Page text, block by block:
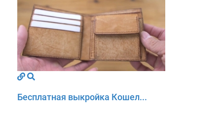
Бесплатная выкройка Кошел...